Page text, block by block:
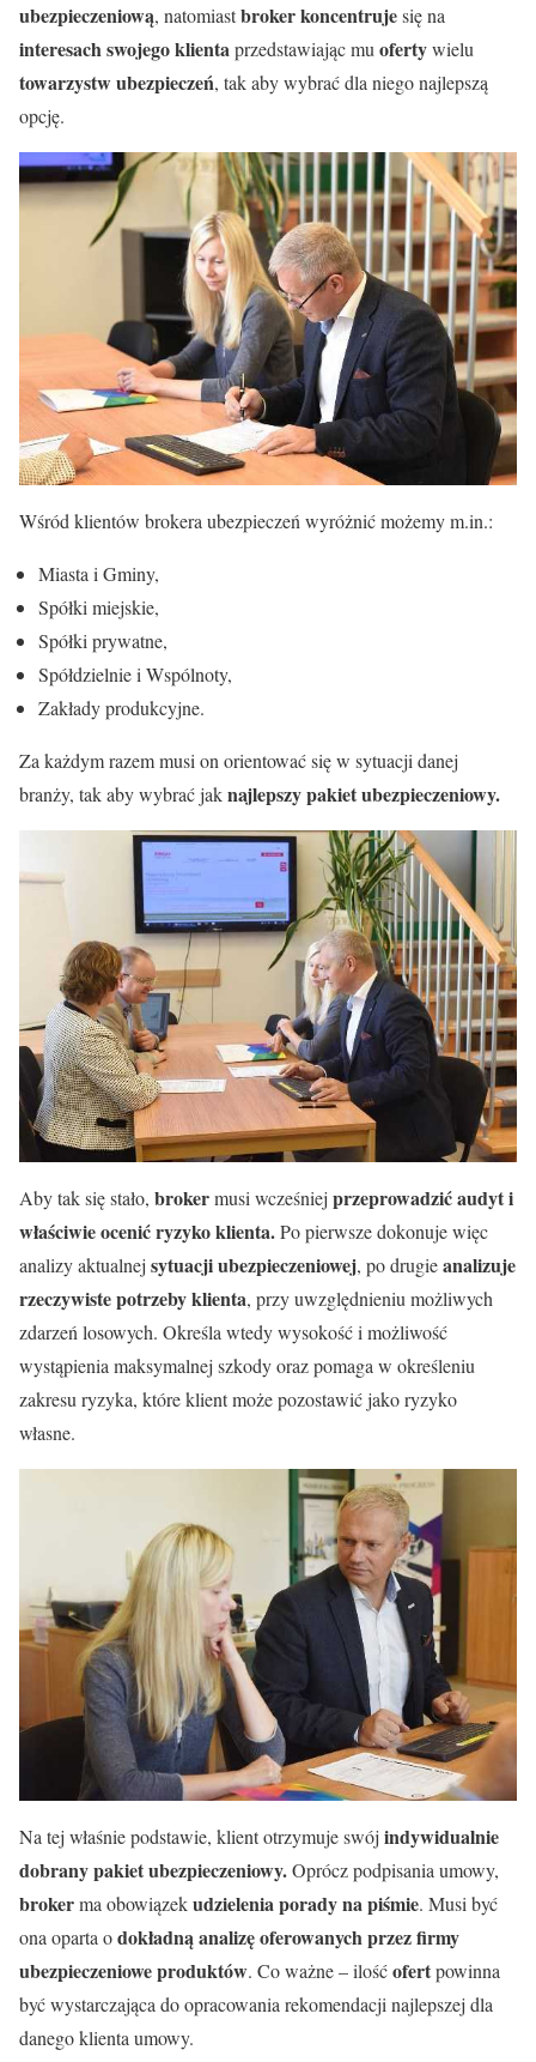
ubezpieczeniową, natomiastbroker koncentrujesię na
interesach swojego klientaprzedstawiając muofertywielu
towarzystw ubezpieczeń, tak aby wybrać dla niego najlepszą
opcję.
Wśród klientów brokera ubezpieczeń wyróżnić możemy m.in.:
Miasta i Gminy,
Spółki miejskie,
Spółki prywatne,
Spółdzielnie i Wspólnoty,
Zakłady produkcyjne.
Za każdym razem musi on orientować się w sytuacji danej
branży, tak aby wybrać jaknajlepszy pakiet ubezpieczeniowy.
Aby tak się stało, brokermusi wcześniej przeprowadzić audyt i
właściwie ocenić ryzyko klienta.Po pierwsze dokonuje więc
analizy aktualnej sytuacji ubezpieczeniowej, po drugieanalizuje
rzeczywiste potrzeby klienta, przy uwzględnieniu możliwych
zdarzeń losowych. Określa wtedy wysokość i możliwość
wystąpienia maksymalnej szkody oraz pomaga w określeniu
zakresu ryzyka, które klient może pozostawić jako ryzyko
własne.
Na tej właśnie podstawie, klient otrzymuje swój indywidualnie
dobrany pakiet ubezpieczeniowy.Oprócz podpisania umowy,
brokerma obowiązekudzielenia porady na piśmie. Musi być
ona oparta odokładną analizę oferowanych przez firmy
ubezpieczeniowe produktów. Co ważne – ilośćofertpowinna
być wystarczająca do opracowania rekomendacji najlepszej dla
danego klienta umowy.